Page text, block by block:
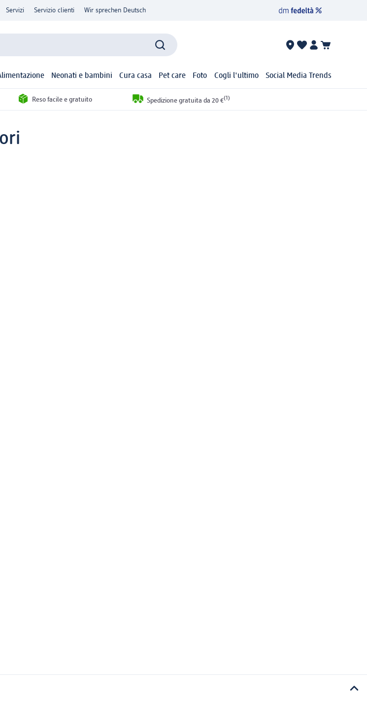
Servizi Servizio clienti Wir sprechen Deutsch
Neonati e bambini Cura casa Pet care Foto Cogli l'ultimo Social Media Trends
Reso facile e gratuito Spedizione gratuita da 20 €(1)